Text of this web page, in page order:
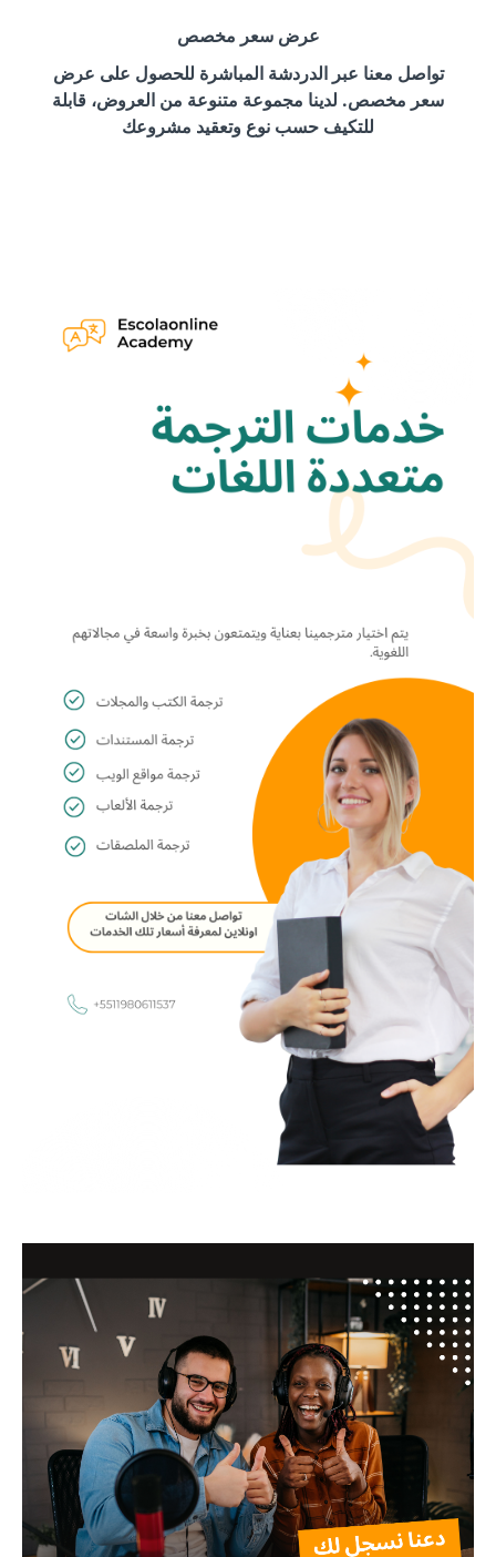
عرض سعر مخصص
تواصل معنا عبر الدردشة المباشرة للحصول على عرض
سعر مخصص. لدينا مجموعة متنوعة من العروض، قابلة
للتكيف حسب نوع وتعقيد مشروعك